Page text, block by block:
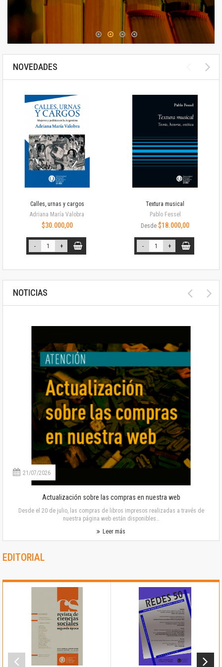
NOVEDADES
Calles, urnas y cargos
Adriana María Valobra
$30.000,00
- +
Textura musical
Pablo Fessel
Desde $18.000,00
- +
NOTICIAS
21/07/2026
Actualización sobre las compras en nuestra web
Desde el 20 de julio, las compras de libros impresos realizadas a través de
nuestra página web están disponibles…
Leer más
EDITORIAL